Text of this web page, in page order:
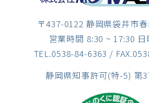
〒437-0122 静岡県袋井市
営業時間 8:30 ~ 17:30 日
TEL.0538-84-6363 /
静岡県知事許可(特-5) 第